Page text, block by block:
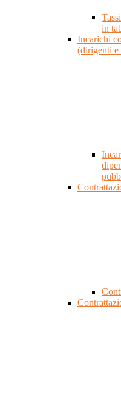
in
Incarichi
(dirigenti